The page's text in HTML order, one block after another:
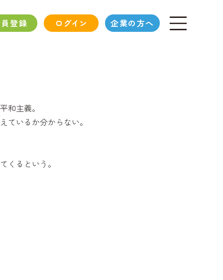
登録 ログイン 企業の方へ
和主義。
ているか分からない。
くるという。